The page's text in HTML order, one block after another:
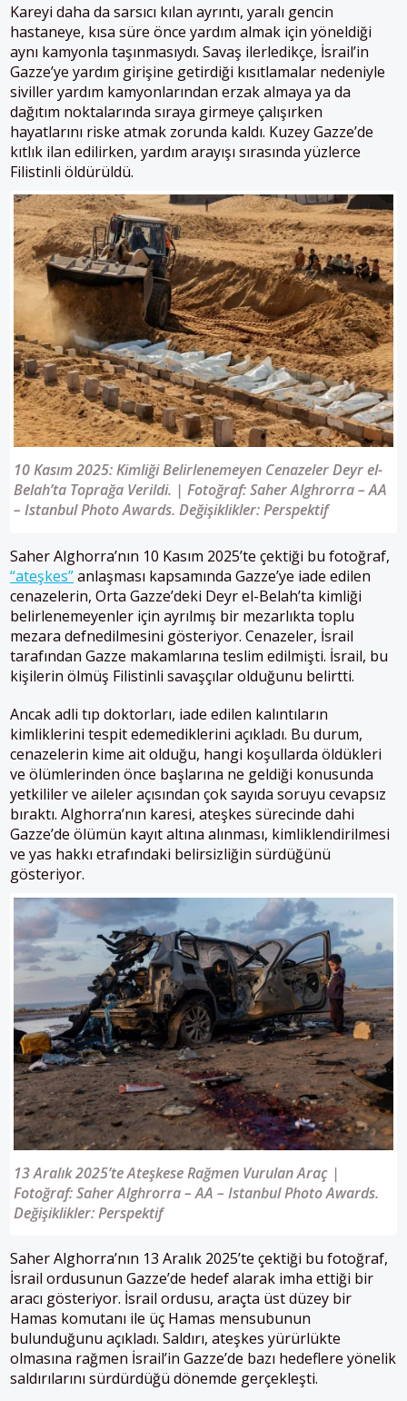
Kareyi daha da sarsıcı kılan ayrıntı, yaralı gencin
hastaneye, kısa süre önce yardım almak için yöneldiği
aynı kamyonla taşınmasıydı. Savaş ilerledikçe, İsrail’in
Gazze’ye yardım girişine getirdiği kısıtlamalar nedeniyle
siviller yardım kamyonlarından erzak almaya ya da
dağıtım noktalarında sıraya girmeye çalışırken
hayatlarını riske atmak zorunda kaldı. Kuzey Gazze’de
kıtlık ilan edilirken, yardım arayışı sırasında yüzlerce
Filistinli öldürüldü.
10 Kasım 2025: Kimliği Belirlenemeyen Cenazeler Deyr el-
Belah’ta Toprağa Verildi. | Fotoğraf: Saher Alghrorra – AA
– Istanbul Photo Awards. Değişiklikler: Perspektif
Saher Alghorra’nın 10 Kasım 2025’te çektiği bu fotoğraf,
“ateşkes”anlaşması kapsamında Gazze’ye iade edilen
cenazelerin, Orta Gazze’deki Deyr el-Belah’ta kimliği
belirlenemeyenler için ayrılmış bir mezarlıkta toplu
mezara defnedilmesini gösteriyor. Cenazeler, İsrail
tarafından Gazze makamlarına teslim edilmişti. İsrail, bu
kişilerin ölmüş Filistinli savaşçılar olduğunu belirtti.
Ancak adli tıp doktorları, iade edilen kalıntıların
kimliklerini tespit edemediklerini açıkladı. Bu durum,
cenazelerin kime ait olduğu, hangi koşullarda öldükleri
ve ölümlerinden önce başlarına ne geldiği konusunda
yetkililer ve aileler açısından çok sayıda soruyu cevapsız
bıraktı. Alghorra’nın karesi, ateşkes sürecinde dahi
Gazze’de ölümün kayıt altına alınması, kimliklendirilmesi
ve yas hakkı etrafındaki belirsizliğin sürdüğünü
gösteriyor.
13 Aralık 2025’te Ateşkese Rağmen Vurulan Araç |
Fotoğraf: Saher Alghrorra – AA – Istanbul Photo Awards.
Değişiklikler: Perspektif
Saher Alghorra’nın 13 Aralık 2025’te çektiği bu fotoğraf,
İsrail ordusunun Gazze’de hedef alarak imha ettiği bir
aracı gösteriyor. İsrail ordusu, araçta üst düzey bir
Hamas komutanı ile üç Hamas mensubunun
bulunduğunu açıkladı. Saldırı, ateşkes yürürlükte
olmasına rağmen İsrail’in Gazze’de bazı hedeflere yönelik
saldırılarını sürdürdüğü dönemde gerçekleşti.